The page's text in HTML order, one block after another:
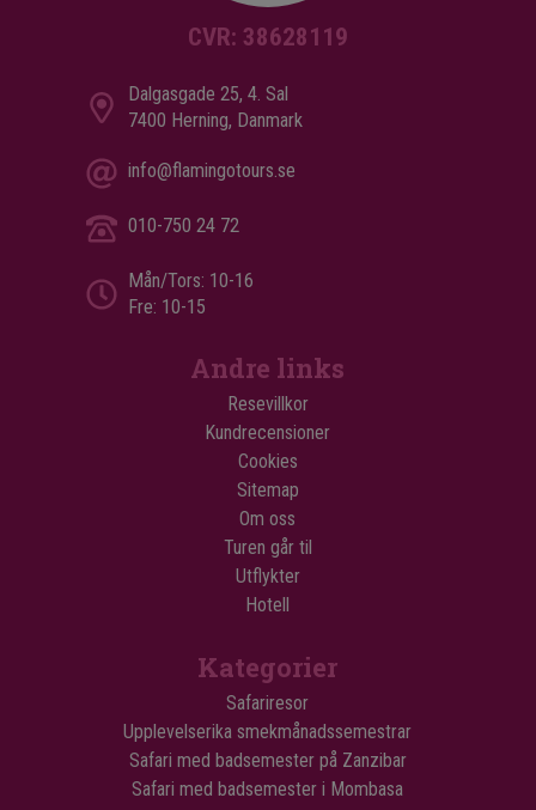
CVR: 38628119
Dalgasgade 25, 4. Sal
7400 Herning, Danmark
info@flamingotours.se
010-750 24 72
Mån/Tors: 10-16
Fre: 10-15
Andre links
Resevillkor
Kundrecensioner
Cookies
Sitemap
Om oss
Turen går til
Utflykter
Hotell
Kategorier
Safariresor
Upplevelserika smekmånadssemestrar
Safari med badsemester på Zanzibar
Safari med badsemester i Mombasa